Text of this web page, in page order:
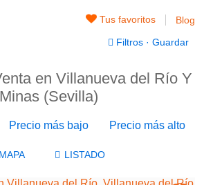
Tus favoritos
Blog
· Guardar
Filtros
en Villanueva del Río Y
Minas (Sevilla)
Precio más bajo Precio más alto